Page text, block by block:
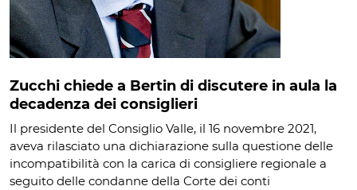
Zucchi chiede a Bertin di discutere in aula la
decadenza dei consiglieri
Il presidente del Consiglio Valle, il 16 novembre 2021,
aveva rilasciato una dichiarazione sulla questione delle
incompatibilità con la carica di consigliere regionale a
seguito delle condanne della Corte dei conti